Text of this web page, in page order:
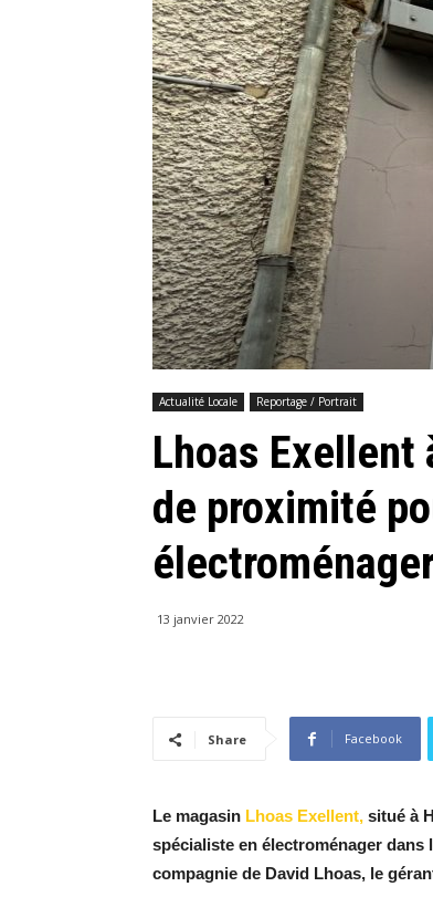
Actualité Locale Reportage / Portrait
Lhoas
de proximité
13 janvier 2022
Share Facebook
Le magasin Lhoas Exellent, situé à
spécialiste en électroménager
compagnie de David Lhoas, le